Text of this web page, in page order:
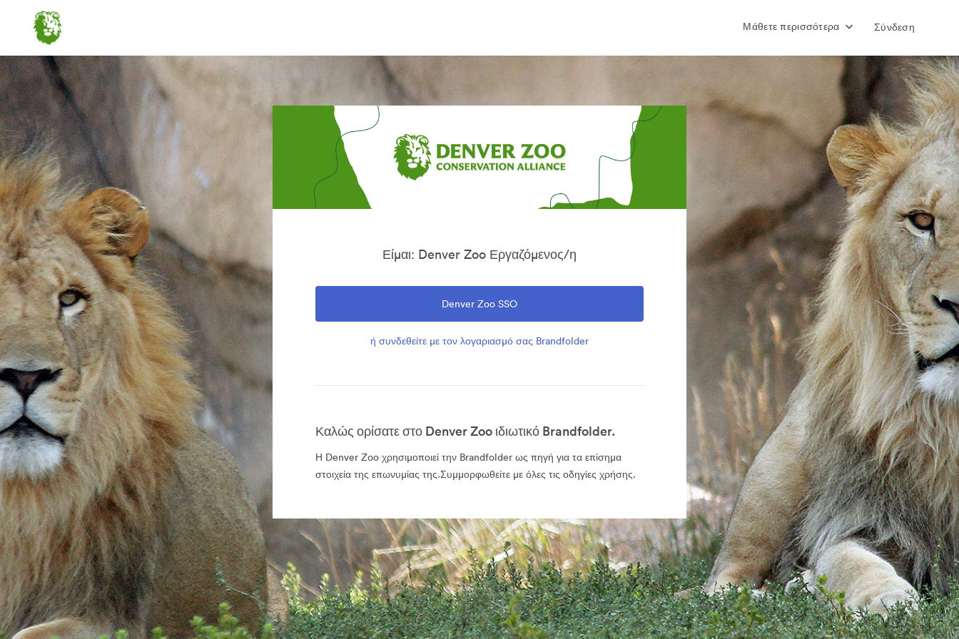
Μάθετε περισσότερα Σύνδεση
Είμαι: Denver Zoo Εργαζόμενος/η
Denver Zoo SSO
ή συνδεθείτε με τον λογαριασμό σας Brandfolder
Καλώς ορίσατε στο Denver Zoo ιδιωτικό Brandfolder.
Η Denver Zoo χρησιμοποιεί την Brandfolder ως πηγή για τα επίσημα
στοιχεία της επωνυμίας της.Συμμορφωθείτε με όλες τις οδηγίες χρήσης.